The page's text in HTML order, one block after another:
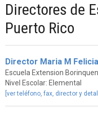
Directores de
Puerto Rico
Director Maria M
Escuela Extension Borinquen
Nivel Escolar: Elemental
[ver teléfono, fax, director y